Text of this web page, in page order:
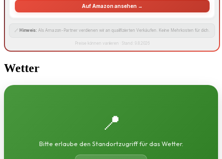
Auf Amazon ansehen →
🔗 Hinweis: Als Amazon-Partner verdienen wir an qualifizierten Verkäufen. Keine Mehrkosten für dich.
Preise können variieren · Stand: 9.8.2026
Wetter
📍
Bitte erlaube den Standortzugriff für das Wetter.